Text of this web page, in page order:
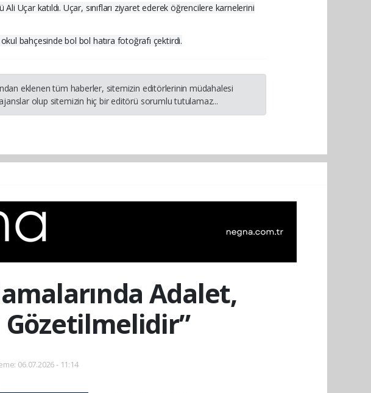
Uçar katıldı. Uçar, sınıfları ziyaret ederek öğrencilere karnelerini
bahçesinde bol bol hatıra fotoğrafı çektirdi.
eklenen tüm haberler, sitemizin editörlerinin müdahalesi
olup sitemizin hiç bir editörü sorumlu tutulamaz...
Adalet,
Gözetilmelidir”
06.07.2026 - 11:14